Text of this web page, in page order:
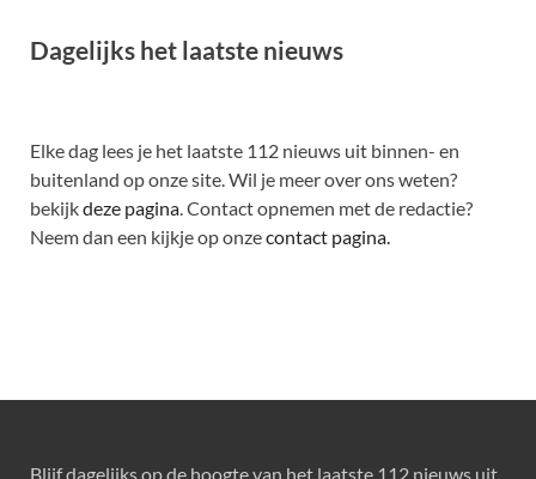
Dagelijks het laatste nieuws
Elke dag lees je het laatste 112 nieuws uit binnen- en
buitenland op onze site. Wil je meer over ons weten?
bekijkdeze pagina. Contact opnemen met de redactie?
Neem dan een kijkje op onzecontact pagina.
Blijf dagelijks op de hoogte van het laatste 112 nieuws uit